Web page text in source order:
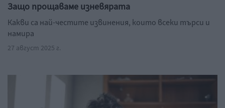
Защо прощаваме изневярата
Какви са най-честите извинения, които всеки търси и
намира
27 август 2025 г.